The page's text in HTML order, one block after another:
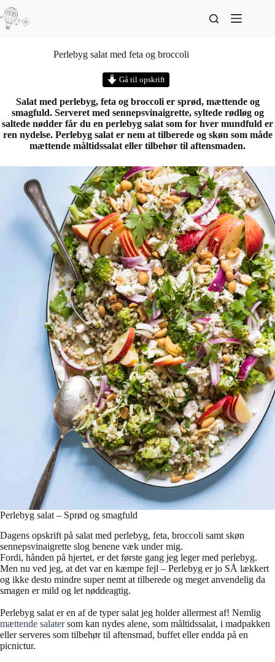
Perlebyg salat med feta og broccoli
Gå til opskrift
Salat med perlebyg, feta og broccoli er sprød, mættende og
smagfuld. Serveret med sennepsvinaigrette, syltede rødløg og
saltede nødder får du en perlebyg salat som for hver mundfuld er
ren nydelse. Perlebyg salat er nem at tilberede og skøn som måde
mættende måltidssalat eller tilbehør til aftensmaden.
Perlebyg salat – Sprød og smagfuld
Dagens opskrift på salat med perlebyg, feta, broccoli samt skøn
sennepsvinaigrette slog benene væk under mig.
Fordi, hånden på hjertet, er det første gang jeg leger med perlebyg.
Men nu ved jeg, at det var en kæmpe fejl – Perlebyg er jo SÅ lækkert
og ikke desto mindre super nemt at tilberede og meget anvendelig da
smagen er mild og let nøddeagtig.
Perlebyg salat er en af de typer salat jeg holder allermest af! Nemlig
mættende salatersom kan nydes alene, som måltidssalat, i madpakken
eller serveres som tilbehør til aftensmad, buffet eller endda på en
picnictur.